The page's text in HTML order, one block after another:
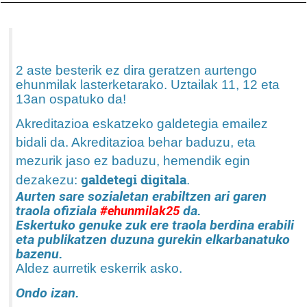
2 aste besterik ez dira geratzen aurtengo
ehunmilak lasterketarako. Uztailak 11, 12 eta
13an ospatuko da!
Akreditazioa eskatzeko galdetegia emailez
bidali da. Akreditazioa behar baduzu, eta
mezurik jaso ez baduzu, hemendik egin
dezakezu:galdetegi digitala.
Aurten sare sozialetan erabiltzen ari garen
traola ofiziala#ehunmilak25da.
Eskertuko genuke zuk ere traola berdina erabili
eta publikatzen duzuna gurekin elkarbanatuko
bazenu.
Aldez aurretik eskerrik asko.
Ondo izan.